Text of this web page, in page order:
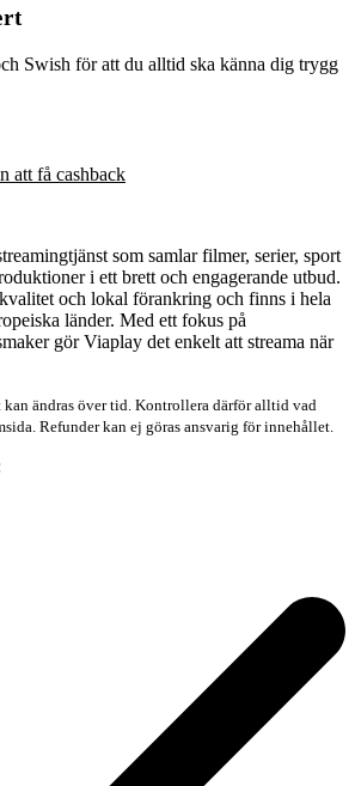
Swish för att du alltid ska känna dig trygg
att få cashback
som samlar filmer, serier, sport
i ett brett och engagerande utbud.
och lokal förankring och finns i hela
länder. Med ett fokus på
gör Viaplay det enkelt att streama när
ändras över tid. Kontrollera därför alltid vad
Refunder kan ej göras ansvarig för innehållet.